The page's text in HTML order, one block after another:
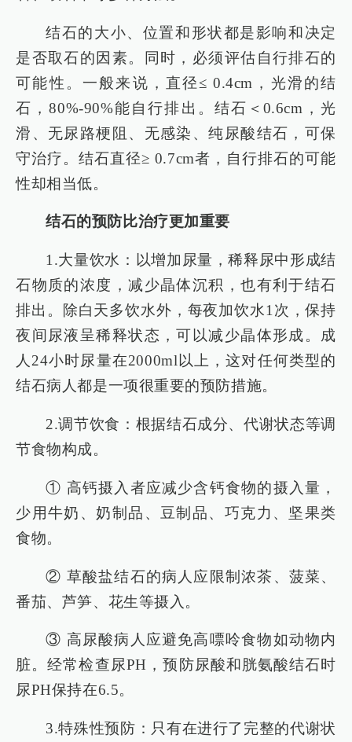
结石的大小、位置和形状都是影响和决定
是否取石的因素。同时，必须评估自行排石的
可能性。一般来说，直径≤ 0.4cm，光滑的结
石，80%-90%能自行排出。结石＜0.6cm，光
滑、无尿路梗阻、无感染、纯尿酸结石，可保
守治疗。结石直径≥ 0.7cm者，自行排石的可能
性却相当低。
结石的预防比治疗更加重要
1.大量饮水：以增加尿量，稀释尿中形成结
石物质的浓度，减少晶体沉积，也有利于结石
排出。除白天多饮水外，每夜加饮水1次，保持
夜间尿液呈稀释状态，可以减少晶体形成。成
人24小时尿量在2000ml以上，这对任何类型的
结石病人都是一项很重要的预防措施。
2.调节饮食：根据结石成分、代谢状态等调
节食物构成。
① 高钙摄入者应减少含钙食物的摄入量，
少用牛奶、奶制品、豆制品、巧克力、坚果类
食物。
② 草酸盐结石的病人应限制浓茶、菠菜、
番茄、芦笋、花生等摄入。
③ 高尿酸病人应避免高嘌呤食物如动物内
脏。经常检查尿PH，预防尿酸和胱氨酸结石时
尿PH保持在6.5。
3.特殊性预防：只有在进行了完整的代谢状